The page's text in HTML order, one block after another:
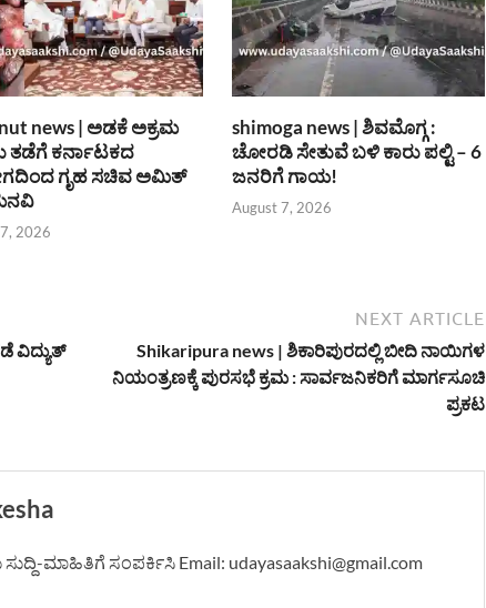
news | ಅಡಕೆ ಅಕ್ರಮ
ತಡೆಗೆ ಕರ್ನಾಟಕದ
ಗೃಹ ಸಚಿವ ಅಮಿತ್
2026
shimoga news | ಶಿವಮೊಗ್ಗ :
ಚೋರಡಿ ಸೇತುವೆ ಬಳಿ ಕಾರು ಪಲ್ಟಿ – 6
ಜನರಿಗೆ ಗಾಯ!
August 7, 2026
ವಿದ್ಯುತ್
NEXT ARTICLE
Shikaripura news | ಶಿಕಾರಿಪುರದಲ್ಲಿ ಬೀದಿ ನಾಯಿಗಳ
ನಿಯಂತ್ರಣಕ್ಕೆ ಪುರಸಭೆ ಕ್ರಮ : ಸಾರ್ವಜನಿಕರಿಗೆ ಮಾರ್ಗಸೂಚಿ
ಪ್ರಕಟ
ಸುದ್ದಿ-ಮಾಹಿತಿಗೆ ಸಂಪರ್ಕಿಸಿ Email: udayasaakshi@gmail.com